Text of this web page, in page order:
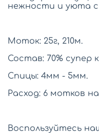
нежности и уюта с
Моток: 25г, 210м.
Состав: 70% супер
Спицы: 4мм - 5мм.
Расход: 6 мотков
Воспользуйтесь